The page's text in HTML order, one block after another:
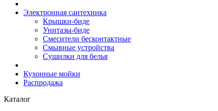
Электронная сантехника
Крышки-биде
Унитазы-биде
Смесители бесконтактные
Смывные устройства
Сушилки для белья
Кухонные мойки
Распродажа
Каталог